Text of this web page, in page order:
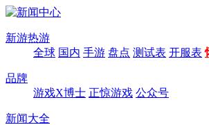
新游热游
全球 国内 手游 盘点 测试表 开服表
品牌
游戏X博士 正惊游戏 公众号
新闻大全